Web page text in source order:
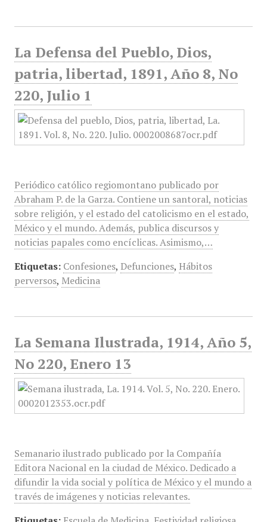
La Defensa del Pueblo, Dios,
patria, libertad, 1891, Año 8, No
220, Julio 1
Periódico católico regiomontano publicado por
Abraham P. de la Garza. Contiene un santoral, noticias
sobre religión, y el estado del catolicismo en el estado,
México y el mundo. Además, publica discursos y
noticias papales como encíclicas. Asimismo,…
Etiquetas: Confesiones, Defunciones, Hábitos
perversos, Medicina
La Semana Ilustrada, 1914, Año 5,
No 220, Enero 13
Semanario ilustrado publicado por la Compañía
Editora Nacional en la ciudad de México. Dedicado a
difundir la vida social y política de México y el mundo a
través de imágenes y noticias relevantes.